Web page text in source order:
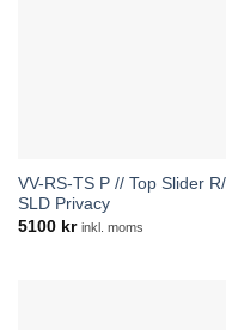
VV-RS-TS P // Top Slider
SLD Privacy
5100 kr inkl. moms